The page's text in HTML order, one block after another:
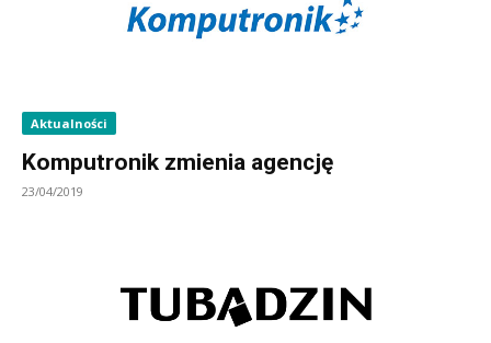
Aktualności
Komputronik zmienia agencję
23/04/2019